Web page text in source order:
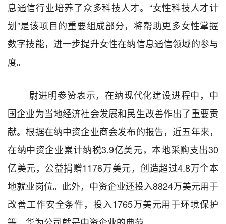
息通信行业培养了众多科技人才。 “女性科技人才计
划”是该项目的重要组成部分，将帮助更多女性掌握
数字技能，进一步提升女性在纳信息通信领域的参与
度。
尉进明参赞表示，在纳现代化建设进程中，中
国企业为当地经济社会发展和民生改善作出了重要贡
献。根据在纳中资企业商会发布的报告，近五年来，
在纳中资企业累计纳税3.9亿美元，本地采购支出30
亿美元，公益捐赠1176万美元，创造超过4.8万个本
地就业岗位。此外，中资企业还投入8824万美元用于
改善工作安全条件，投入1765万美元用于环境保护